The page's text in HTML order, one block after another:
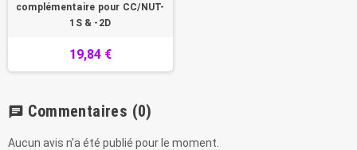
complémentaire pour CC/NUT-
1S & -2D
19,84 €
chat Commentaires (0)
Aucun avis n'a été publié pour le moment.